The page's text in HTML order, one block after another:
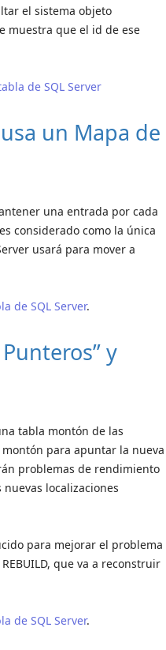
el sistema objeto
muestra que el id de ese
de SQL Server
un Mapa de
una entrada por cada
considerado como la única
usará para mover a
de SQL Server.
y
tabla montón de las
para apuntar la nueva
problemas de rendimiento
localizaciones
para mejorar el problema
que va a reconstruir
de SQL Server.